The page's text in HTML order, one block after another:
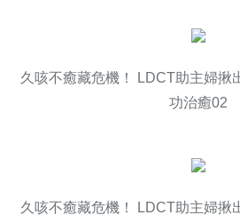
久咳不癒藏危機！ LDCT助主婦揪
功治癒02
久咳不癒藏危機！ LDCT助主婦揪